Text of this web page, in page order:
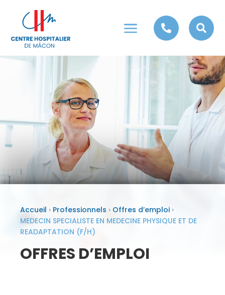
a  
Accueil › Professionnels › Offres d’emploi ›
MEDECIN SPECIALISTE EN MEDECINE PHYSIQUE ET DE
READAPTATION (F/H)
OFFRES D’EMPLOI